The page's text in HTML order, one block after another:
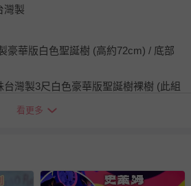
灣製
豪華版白色聖誕樹 (高約72cm) / 底部
灣製3尺白色豪華版聖誕樹裸樹 (此組
回的商品必須是未經使用的全新狀態，
看更多